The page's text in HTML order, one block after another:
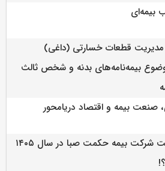
بیمه‌ای
قطعات خسارتی (داغی)
بیمه‌نامه‌های بدنه و شخص ثالث
صنعت بیمه و اقتصاد دریامحور
پازل موفقیت شرکت بیمه حکمت صبا در سال ۱۴۰۵